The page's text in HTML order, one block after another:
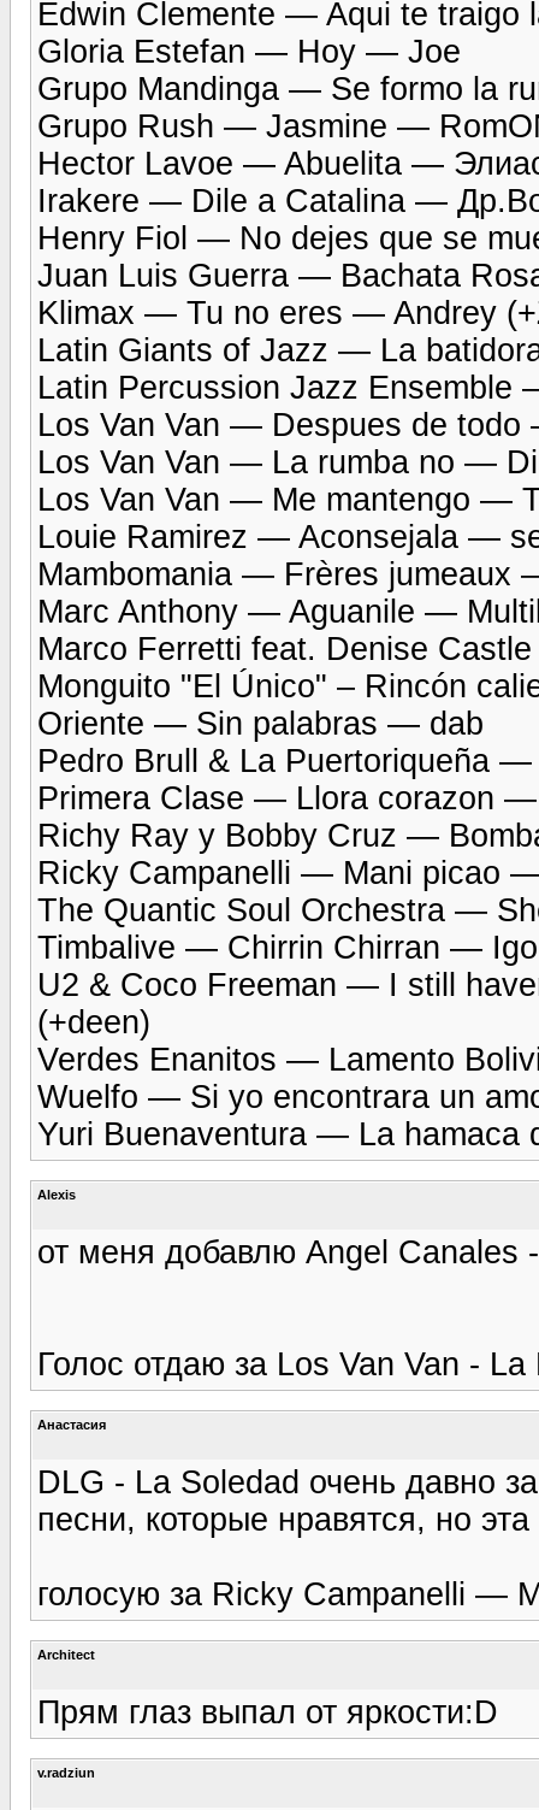
Edwin Clemente — Aqui te traigo
Gloria Estefan — Hoy — Joe
Grupo Mandinga — Se formo la
Grupo Rush — Jasmine —
Hector Lavoe — Abuelita —
Irakere — Dile a Catalina —
Henry Fiol — No dejes que se
Juan Luis Guerra — Bachata
Klimax — Tu no eres — Andrey
Latin Giants of Jazz — La
Latin Percussion Jazz
Los Van Van — Despues de
Los Van Van — La rumba no —
Los Van Van — Me mantengo —
Louie Ramirez — Aconsejala —
Mambomania — Frères jumeaux
Marc Anthony — Aguanile —
Marco Ferretti feat. Denise
Monguito "El Único" – Rincón
Oriente — Sin palabras — dab
Pedro Brull & La Puertoriqueña
Primera Clase — Llora corazon
Richy Ray y Bobby Cruz —
Ricky Campanelli — Mani picao
The Quantic Soul Orchestra —
Timbalive — Chirrin Chirran —
U2 & Coco Freeman — I still
(+deen)
Verdes Enanitos — Lamento
Wuelfo — Si yo encontrara un
Yuri Buenaventura — La hamaca
Alexis
от меня добавлю Angel Canales
Голос отдаю за Los Van Van -
Анастасия
DLG - La Soledad очень давно
песни, которые нравятся, но
голосую за Ricky Campanelli —
Architect
Прям глаз выпал от яркости:D
v.radziun